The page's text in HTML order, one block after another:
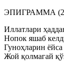
ЭПИГРАММА
Иллатлари
Нопок яшаб
Гуноҳларин ёйса
Жой қолмагай